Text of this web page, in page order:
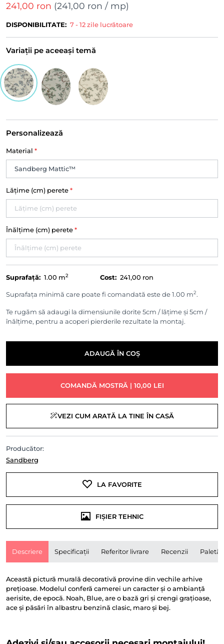
241,00 ron (241,00 ron / mp)
DISPONIBILITATE: 7 - 12 zile lucrătoare
Variații pe aceeași temă
Personalizează
Material *
Lățime (cm) perete *
Înălțime (cm) perete *
Suprafață: 1.00 m2 Cost: 241,00 ron
Suprafața minimă care poate fi comandată este de 1.00 m2.
Te rugăm să adaugi la dimensiunile dorite 5cm / lățime și 5cm /
înălțime, pentru a acoperi pierderile rezultate la montaj.
ADAUGĂ ÎN COȘ
COMANDĂ MOSTRĂ | 10,00 LEI
VEZI CUM ARATĂ LA TINE ÎN CASĂ
Producător:
Sandberg
LA FAVORITE
FIȘIER TEHNIC
Descriere Specificații Referitor livrare Recenzii Paletă
Această pictură murală decorativă provine din vechile arhive
prețioase. Modelul conferă camerei un caracter și o ambianță
aerisite, de epocă. Noah, Blue, are o bază gri și crengi grațioase,
ace și păsări în albastru benzină clasic, maro și bej.